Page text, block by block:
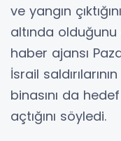
ve yangın
altında
haber ajansı
İsrail
binasını da
açtığını söyledi.